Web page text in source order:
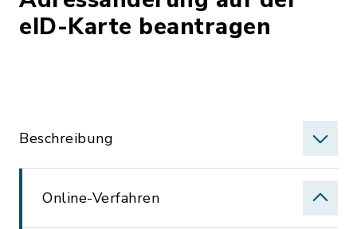
eID-Karte beantragen
Beschreibung
Online-Verfahren